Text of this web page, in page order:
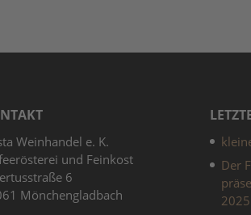
Weinhandel e. K.
und Feinkost
6
Mönchengladbach
Der
2025